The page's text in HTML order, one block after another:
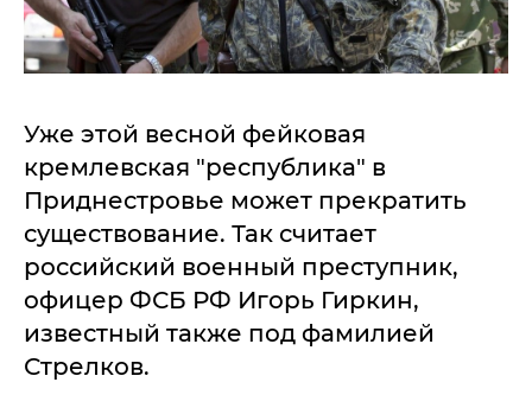
Уже этой весной фейковая
кремлевская "республика" в
Приднестровье может прекратить
существование. Так считает
российский военный преступник,
офицер ФСБ РФ Игорь Гиркин,
известный также под фамилией
Стрелков.